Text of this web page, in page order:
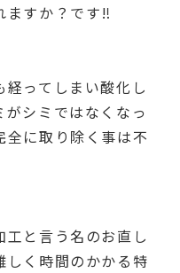
ますか？です‼︎
ってしまい酸化し
シミではなくなっ
全に取り除く事は不
工と言う名のお直し
しく時間のかかる特